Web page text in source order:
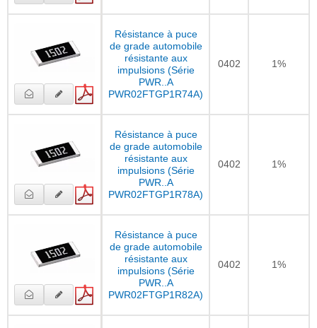
Résistance à puce
de grade automobile
résistante aux
impulsions (Série
PWR..A
PWR02FTGP1R74A)
0402 1%
Résistance à puce
de grade automobile
résistante aux
impulsions (Série
PWR..A
PWR02FTGP1R78A)
0402 1%
Résistance à puce
de grade automobile
résistante aux
impulsions (Série
PWR..A
PWR02FTGP1R82A)
0402 1%